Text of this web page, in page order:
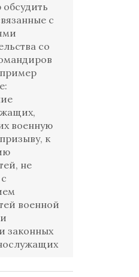
с
со
военную
к
не
военной
законных